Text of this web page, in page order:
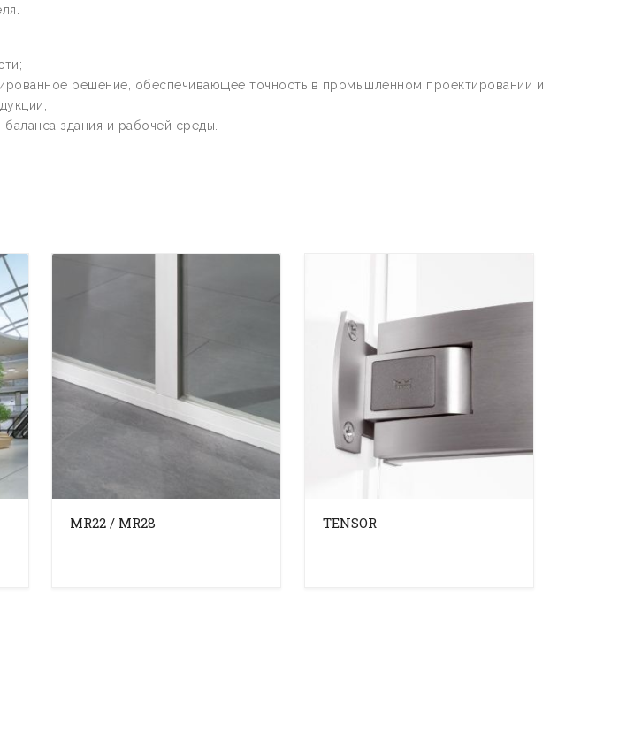
решение, обеспечивающее точность в промышленном проектировании и
здания и рабочей среды.
MR22 / MR28 TENSOR